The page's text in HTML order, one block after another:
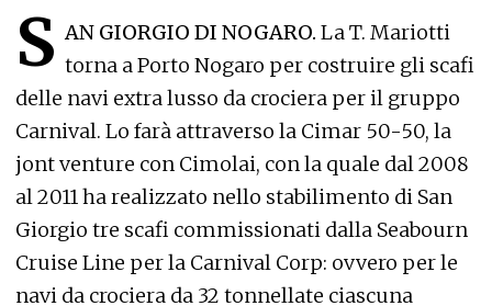
S AN GIORGIO DI NOGARO. La T. Mariotti
torna a Porto Nogaro per costruire gli scafi
delle navi extra lusso da crociera per il gruppo
Carnival. Lo farà attraverso la Cimar 50-50, la
jont venture con Cimolai, con la quale dal 2008
al 2011 ha realizzato nello stabilimento di San
Giorgio tre scafi commissionati dalla Seabourn
Cruise Line per la Carnival Corp: ovvero per le
navi da crociera da 32 tonnellate ciascuna